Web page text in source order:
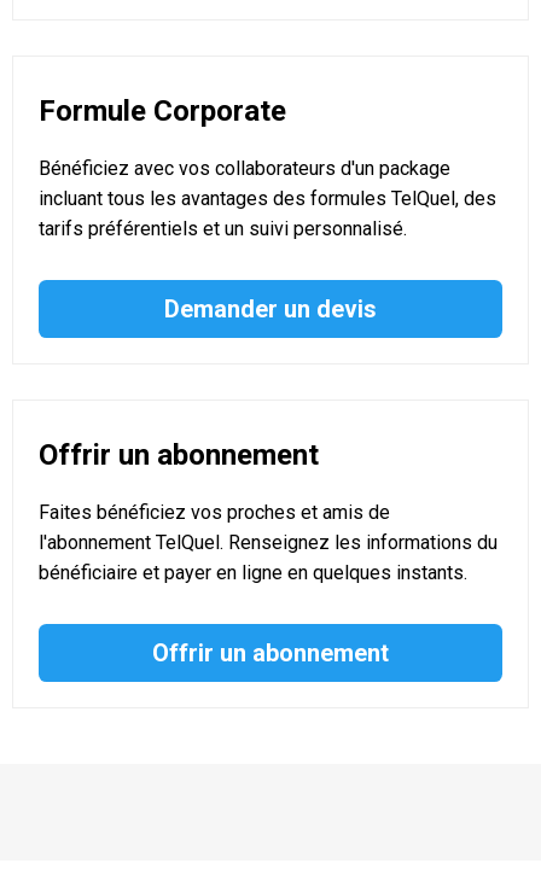
Formule Corporate
Bénéficiez avec vos collaborateurs d'un package
incluant tous les avantages des formules TelQuel, des
tarifs préférentiels et un suivi personnalisé.
Demander un devis
Offrir un abonnement
Faites bénéficiez vos proches et amis de
l'abonnement TelQuel. Renseignez les informations du
bénéficiaire et payer en ligne en quelques instants.
Offrir un abonnement